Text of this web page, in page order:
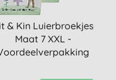
& Kin Luierbroekjes
Maat 7 XXL -